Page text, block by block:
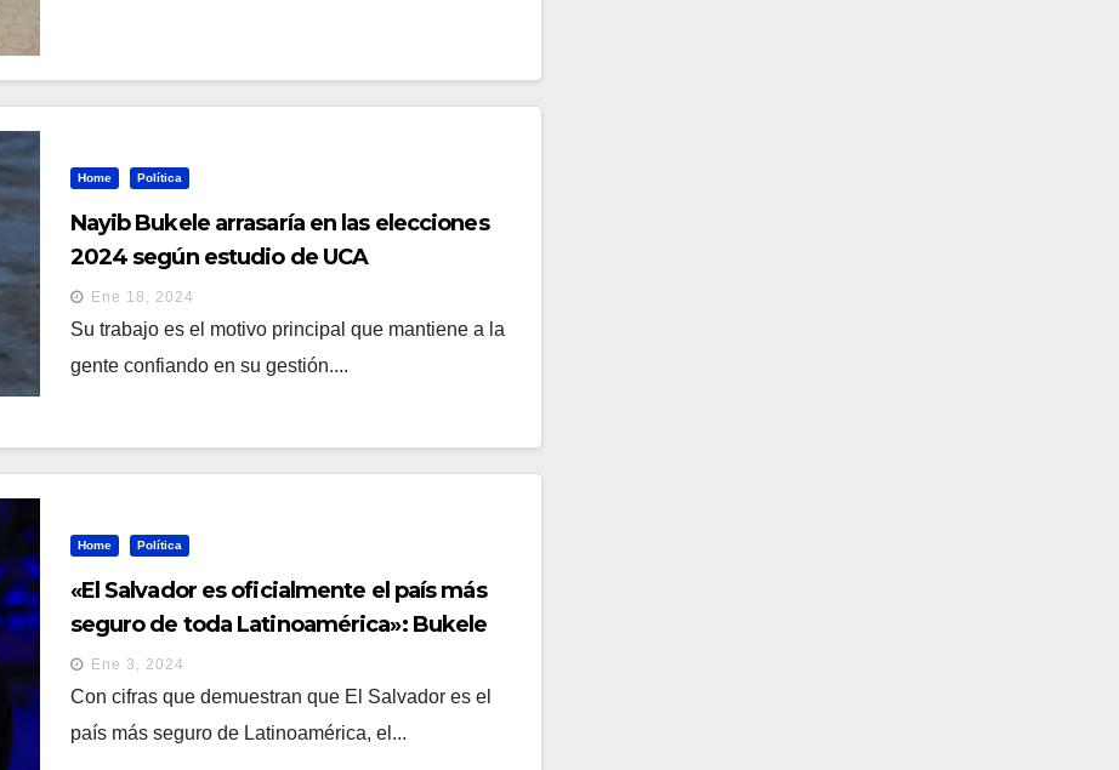
Home Política
Nayib Bukele arrasaría en las elecciones
2024 según estudio de UCA
Ene 18, 2024
Su trabajo es el motivo principal que mantiene a la
gente confiando en su gestión....
Home Política
«El Salvador es oficialmente el país más
seguro de toda Latinoamérica»: Bukele
Ene 3, 2024
Con cifras que demuestran que El Salvador es el
país más seguro de Latinoamérica, el...